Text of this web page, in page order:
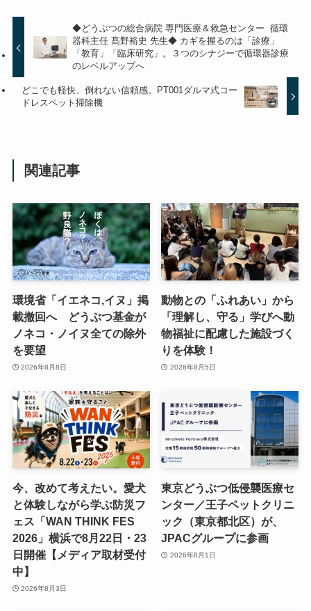
◆どうぶつの総合病院 専門医療＆救急センター 循環
器科主任 髙野裕史 先生◆ カギを握るのは「診療」
「教育」「臨床研究」。３つのシナジーで循環器診療
のレベルアップへ
どこでも軽快、倒れない信頼感。PT001ダルマ式コー
ドレスペット掃除機
関連記事
環境省「イエネコ,イヌ」掲
載撤回へ どうぶつ基金が
ノネコ・ノイヌ全ての除外
を要望
2026年8月8日
動物との「ふれあい」から
「理解し、守る」学びへ動
物福祉に配慮した施設づく
りを体験！
2026年8月5日
今、改めて考えたい。愛犬
と体験しながら学ぶ防災フ
ェス「WAN THINK FES
2026」横浜で8月22日・23
日開催【メディア取材受付
中】
2026年8月3日
東京どうぶつ低侵襲医療セ
ンター／王子ペットクリニ
ック（東京都北区）が、
JPACグループに参画
2026年8月1日